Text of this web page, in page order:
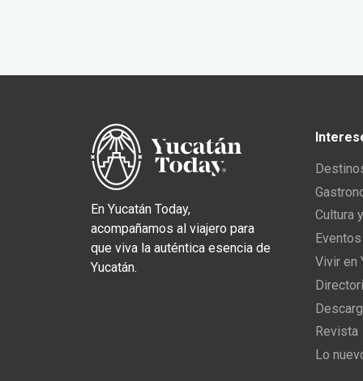
En Yucatán Today,
acompañamos al viajero para
que viva la auténtica esencia de
Yucatán.
Cultura
Vivir en
Revista
Lo